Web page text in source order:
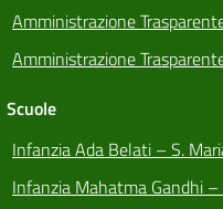
Amministrazione
Amministrazione
Scuole
Infanzia Ada Belati – S.
Infanzia Mahatma Gandhi